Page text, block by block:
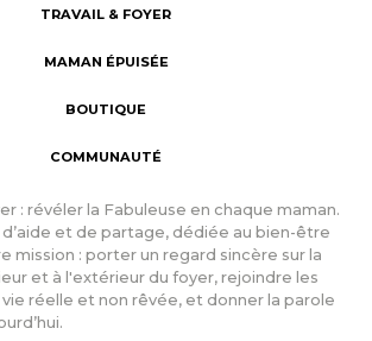
TRAVAIL & FOYER
MAMAN ÉPUISÉE
BOUTIQUE
COMMUNAUTÉ
: révéler la Fabuleuse en chaque maman.
et de partage, dédiée au bien-être
mission : porter un regard sincère sur la
et à l'extérieur du foyer, rejoindre les
réelle et non rêvée, et donner la parole